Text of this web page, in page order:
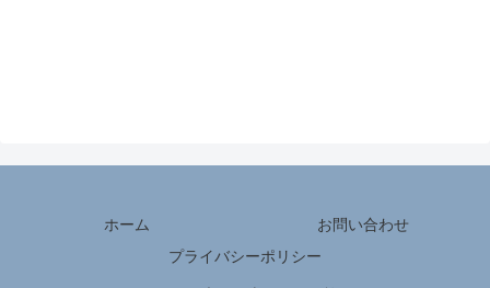
ホーム
お問い合わせ
プライバシーポリシー